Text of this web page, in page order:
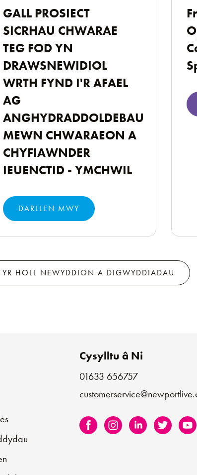
GALL PROSIECT
SICRHAU CHWARAE
TEG FOD YN
DRAWSNEWIDIOL
WRTH FYND I'R AFAEL
AG
ANGHYDRADDOLDEBAU
MEWN CHWARAEON A
CHYFIAWNDER
IEUENCTID - YMCHWIL
DARLLEN MWY
YR HOLL NEWYDDION A DIGWYDDIADAU
Cysylltu â Ni
01633 656757